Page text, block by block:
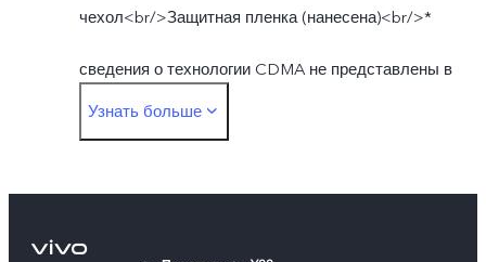
чехол<br/>Защитная пленка (нанесена)<br/>*
сведения о технологии CDMA не представлены в
рекламных материалах
Узнать больше